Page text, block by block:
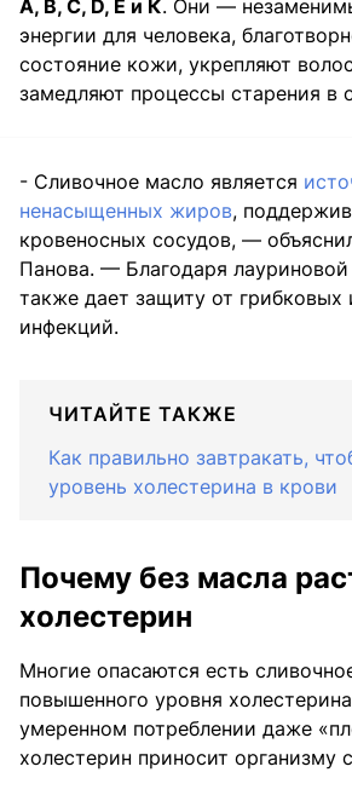
А, B, C, D, Е и К. Они —
энергии для человека,
состояние кожи, укрепляют
замедляют процессы старения в
- Сливочное масло является
ненасыщенных жиров,
кровеносных сосудов, —
Панова. — Благодаря лауриновой
также дает защиту от
инфекций.
ЧИТАЙТЕ ТАКЖЕ
Как правильно завтракать,
уровень холестерина в крови
Почему без масла
холестерин
Многие опасаются есть
повышенного уровня
умеренном потреблении даже
холестерин приносит организму